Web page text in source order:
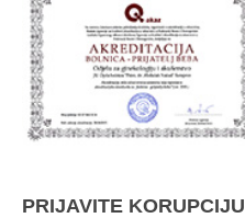
PRIJAVITE KORUPCIJU